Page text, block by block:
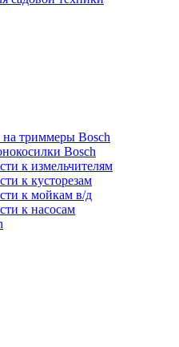
триммеры Bosch
Bosch
к измельчителям
к кусторезам
к мойкам в/д
к насосам